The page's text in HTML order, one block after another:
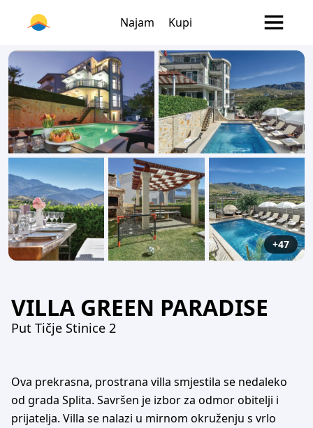
Najam Kupi
+47
VILLA GREEN PARADISE
Put Tičje Stinice 2
Ova prekrasna, prostrana villa smjestila se nedaleko
od grada Splita. Savršen je izbor za odmor obitelji i
prijatelja. Villa se nalazi u mirnom okruženju s vrlo